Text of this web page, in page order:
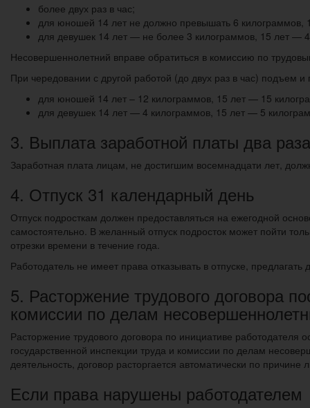
более двух раз в час;
для юношей 14 лет не должно превышать 6
для девушек 14 лет — не более 3 килограммов, 15 лет —
Несовершеннолетний вправе обратиться в комиссию по
При чередовании с другой работой (до двух раз в час) подъем
для юношей 14 лет – 12 килограммов, 15 лет — 15
для девушек 14 лет — 4 килограммов, 15 лет — 5
3. Выплата заработной платы два
Заработная плата лицам, не достигшим восемнадцати лет,
4. Отпуск 31 календарный день
Отпуск подросткам должен предоставляться на ежегодной
самостоятельно. В желанный отпуск подросток может пойти
отрезки времени в течение года.
Работодатель не имеет права отказывать в отпуске,
5. Расторжение трудового договора
комиссии по делам
Расторжение трудового договора по инициативе работодателя
государственной инспекции труда и комиссии по делам
деятельность, договор расторгается автоматически по причине
Если права нарушены работодателем